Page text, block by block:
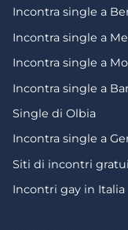
Incontra single a
Incontra single a
Incontra single a
Incontra single a
Single di Olbia
Incontra single a
Siti di incontri
Incontri gay in Italia